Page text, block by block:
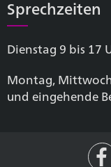
Sprechzeiten
Dienstag 9 bis 17
Montag,
und eingehende